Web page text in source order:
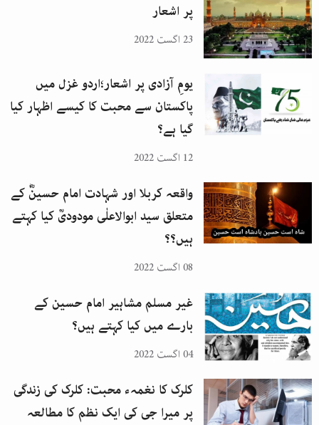
پر اشعار
23 اگست 2022
یومِ آزادی پر اشعار؛اردو غزل میں
پاکستان سے محبت کا کیسے اظہار کیا
گیا ہے؟
12 اگست 2022
واقعہ کربلا اور شہادت امام حسینؓ کے
متعلق سید ابوالاعلٰی مودودیؒ کیا کہتے
ہیں؟؟
08 اگست 2022
غیر مسلم مشاہیر امام حسین کے
بارے میں کیا کہتے ہیں؟
04 اگست 2022
کلرک کا نغمہء محبت: کلرک کی زندگی
پر میرا جی کی ایک نظم کا مطالعہ